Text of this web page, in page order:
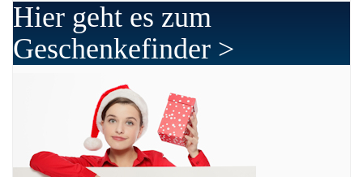
Hier geht es zum
Geschenkefinder >